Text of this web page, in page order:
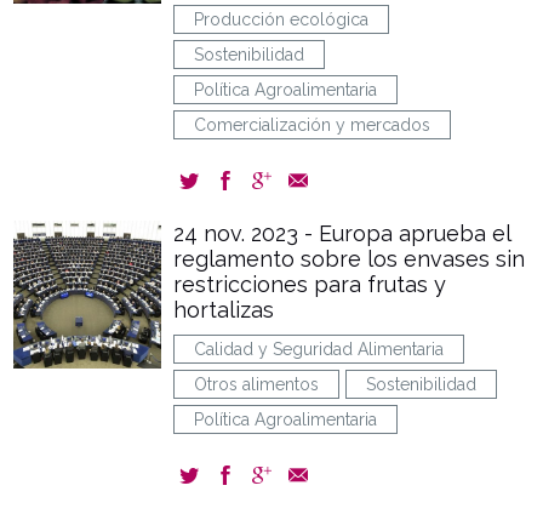
Producción ecológica
Sostenibilidad
Política Agroalimentaria
Comercialización y mercados
24 nov. 2023 - Europa aprueba el
reglamento sobre los envases sin
restricciones para frutas y
hortalizas
Calidad y Seguridad Alimentaria
Otros alimentos
Sostenibilidad
Política Agroalimentaria